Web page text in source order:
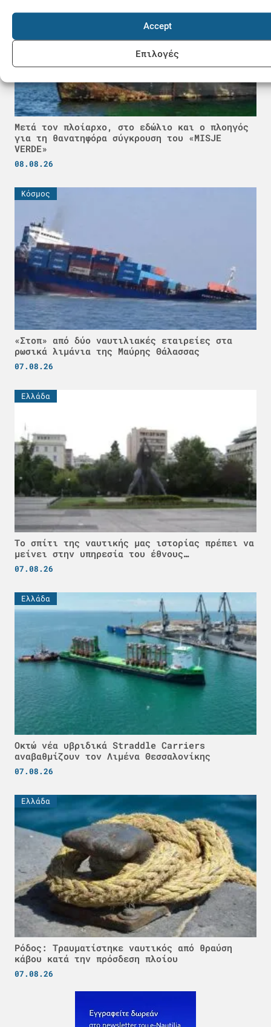
Accept
Επιλογές
Μετά τον πλοίαρχο, στο εδώλιο και ο πλοηγός
για τη θανατηφόρα σύγκρουση του «MISJE
VERDE»
08.08.26
Κόσμος
«Στοπ» από δύο ναυτιλιακές εταιρείες στα
ρωσικά λιμάνια της Μαύρης Θάλασσας
07.08.26
Ελλάδα
Το σπίτι της ναυτικής μας ιστορίας πρέπει να
μείνει στην υπηρεσία του έθνους…
07.08.26
Ελλάδα
Οκτώ νέα υβριδικά Straddle Carriers
αναβαθμίζουν τον Λιμένα Θεσσαλονίκης
07.08.26
Ελλάδα
Ρόδος: Τραυματίστηκε ναυτικός από θραύση
κάβου κατά την πρόσδεση πλοίου
07.08.26